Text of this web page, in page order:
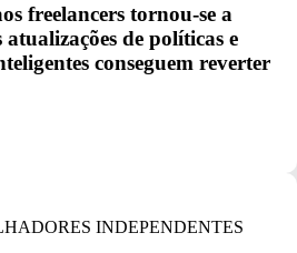
freelancers tornou-se a
de políticas e
conseguem reverter
INDEPENDENTES